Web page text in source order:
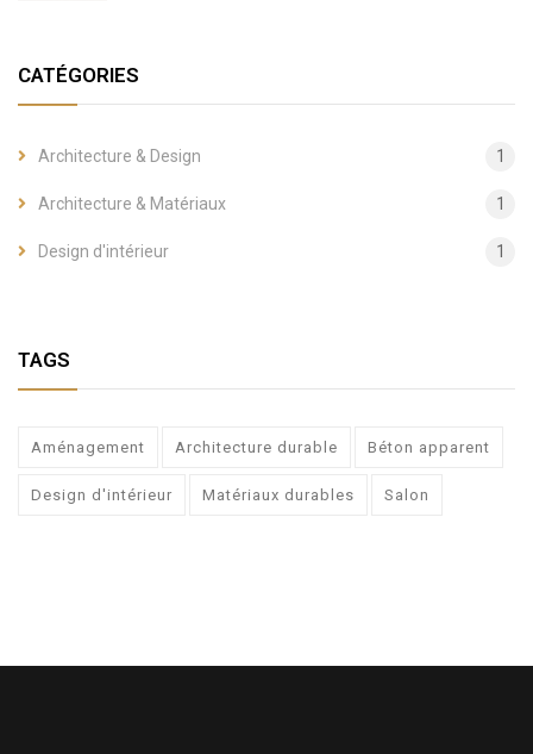
CATÉGORIES
Architecture & Design 1
Architecture & Matériaux 1
Design d'intérieur 1
TAGS
Aménagement Architecture durable Béton apparent
Design d'intérieur Matériaux durables Salon